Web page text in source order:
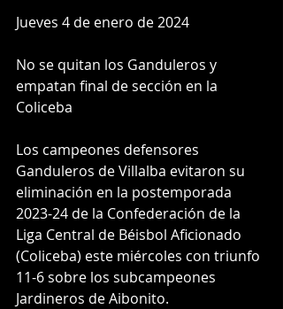
Jueves 4 de enero de 2024
No se quitan los Ganduleros y
empatan final de sección en la
Coliceba
Los campeones defensores
Ganduleros de Villalba evitaron su
eliminación en la postemporada
2023-24 de la Confederación de la
Liga Central de Béisbol Aficionado
(Coliceba) este miércoles con triunfo
11-6 sobre los subcampeones
Jardineros de Aibonito.